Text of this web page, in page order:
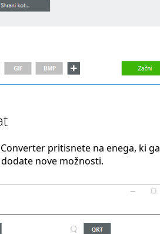
pritisnete na enega, ki ga
nove možnosti.